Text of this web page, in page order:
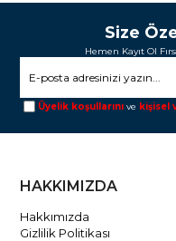
Size
Hemen Kayıt Ol
Üyelik koşullarını ve kişisel
HAKKIMIZDA
Hakkımızda
Gizlilik Politikası